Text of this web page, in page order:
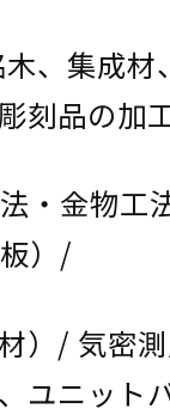
、集成材
刻品の加
・金物工
）/
）/ 気密
ユニット